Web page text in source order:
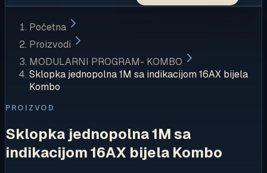
Početna
Proizvodi
MODULARNI PROGRAM- KOMBO
Sklopka jednopolna 1M sa indikacijom 16AX bijela
Kombo
PROIZVOD
Sklopka jednopolna 1M sa
indikacijom 16AX bijela Kombo